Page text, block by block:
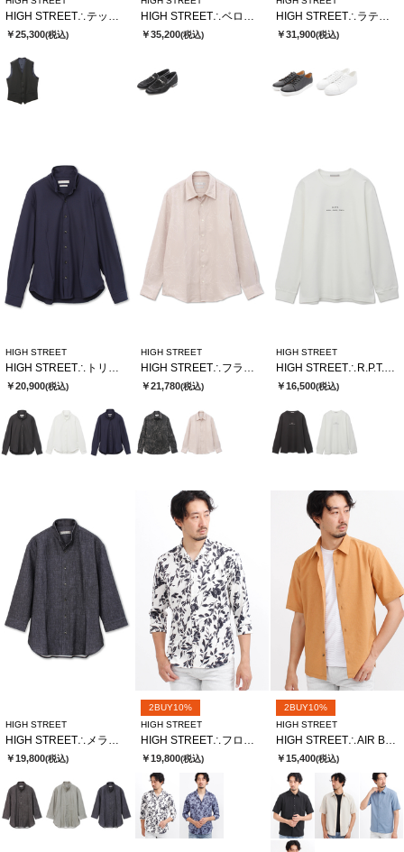
￥25,300(税込) ￥35,200(税込) ￥31,900(税込)
HIGH STREET
￥20,900(税込)
HIGH STREET
￥21,780(税込)
HIGH STREET
￥16,500(税込)
HIGH STREET
HIGH STREET∴メランジプリントオブロング７分袖シャツ
￥19,800(税込)
2BUY10%
HIGH STREET
HIGH STREET∴フロールプリントショートウイング７分袖シャツ
￥19,800(税込)
2BUY10%
HIGH STREET
HIGH STREET∴AIR BREEZE 半袖シャツ
￥15,400(税込)